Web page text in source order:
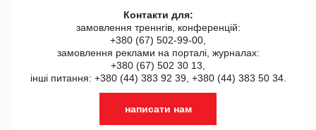
Контакти для:
замовлення треннгів, конференцій:
+380 (67) 502-99-00,
замовлення реклами на порталі, журналах:
+380 (67) 502 30 13,
інші питання: +380 (44) 383 92 39, +380 (44) 383 50 34.
написати нам